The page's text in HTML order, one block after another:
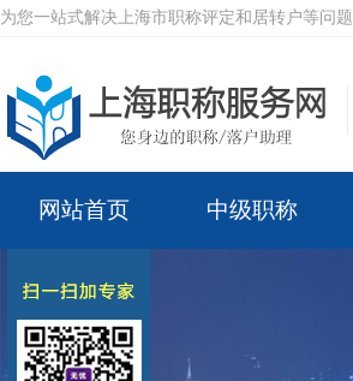
为您一站式解决上海市职称评定和居转户等问题
网站首页 中级职称
常见问题